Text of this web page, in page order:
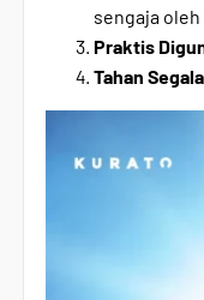
sengaja
Praktis
Tahan